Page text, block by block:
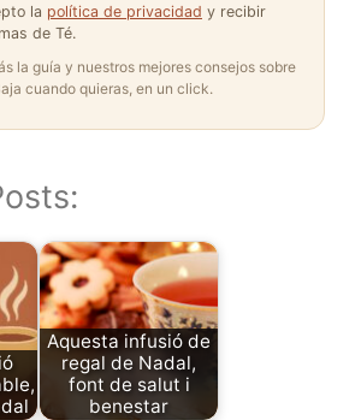
la política de privacidad y recibir
de Té.
la guía y nuestros mejores consejos sobre
cuando quieras, en un click.
Aquesta infusió de
regal de Nadal,
font de salut i
benestar